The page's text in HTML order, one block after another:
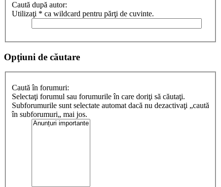
Caută după autor:
Utilizaţi * ca wildcard pentru părţi de cuvinte.
Opţiuni de căutare
Caută în forumuri:
Selectaţi forumul sau forumurile în care doriţi să căutaţi.
Subforumurile sunt selectate automat dacă nu dezactivaţi „caută
în subforumuri„ mai jos.